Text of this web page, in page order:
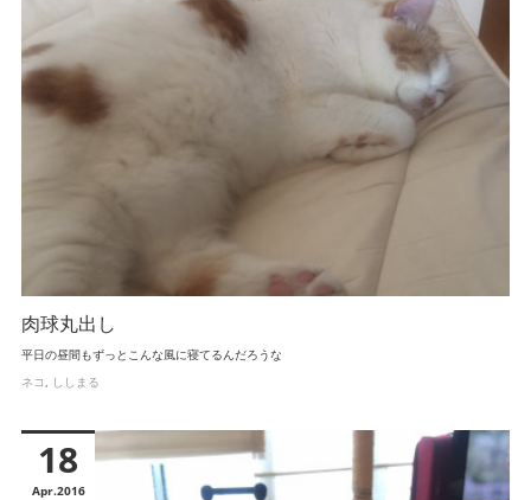
肉球丸出し
平日の昼間もずっとこんな風に寝てるんだろうな
ネコ ししまる
18
Apr 2016